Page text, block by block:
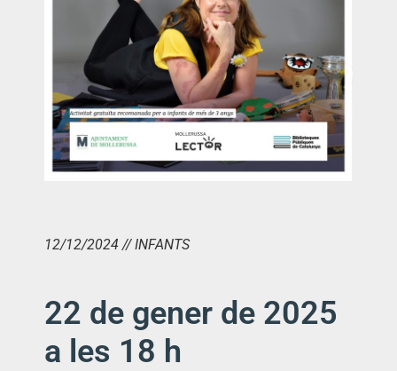
12/12/2024 // INFANTS
22 de gener de 2025
a les 18 h